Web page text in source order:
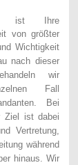
ist Ihre
von größter
Wichtigkeit
nach dieser
wir
Fall
Bei
Ziel ist dabei
Vertretung,
während
hinaus. Wir